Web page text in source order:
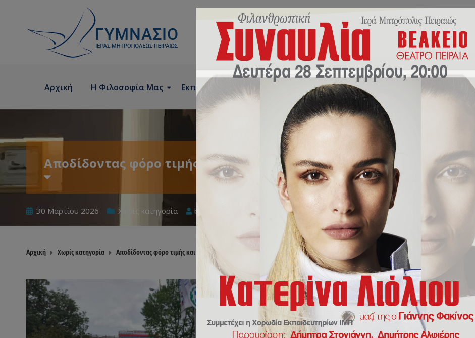
Αρχική Η Φιλοσοφία Μας Εκπαιδευτικό Πρόγραμμα Πρόγραμμα Εκδηλώσεων Νέα/Δράσεις
Αποδίδοντας φόρο τιμής και ευγνωμοσύνης στους ήρωες του 21!
30 Μαρτίου 2026 Χωρίς κατηγορία by
Αρχική Χωρίς κατηγορία Αποδίδοντας φόρο τιμής και ευγνωμοσύνης στους ήρωες του 21!